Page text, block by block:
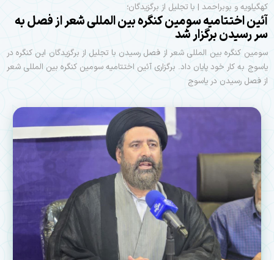
کهگیلویه و بوبراحمد | با تجلیل از برگزیدگان؛
آئین اختتامیه سومین کنگره بین المللی شعر از فصل به
سر رسیدن برگزار شد
سومین کنگره بین المللی شعر از فصل رسیدن با تجلیل از برگزیدگان این کنگره در
یاسوج به کار خود پایان داد. برگزاری آئین اختتامیه سومین کنگره بین المللی شعر
از فصل رسیدن در یاسوج